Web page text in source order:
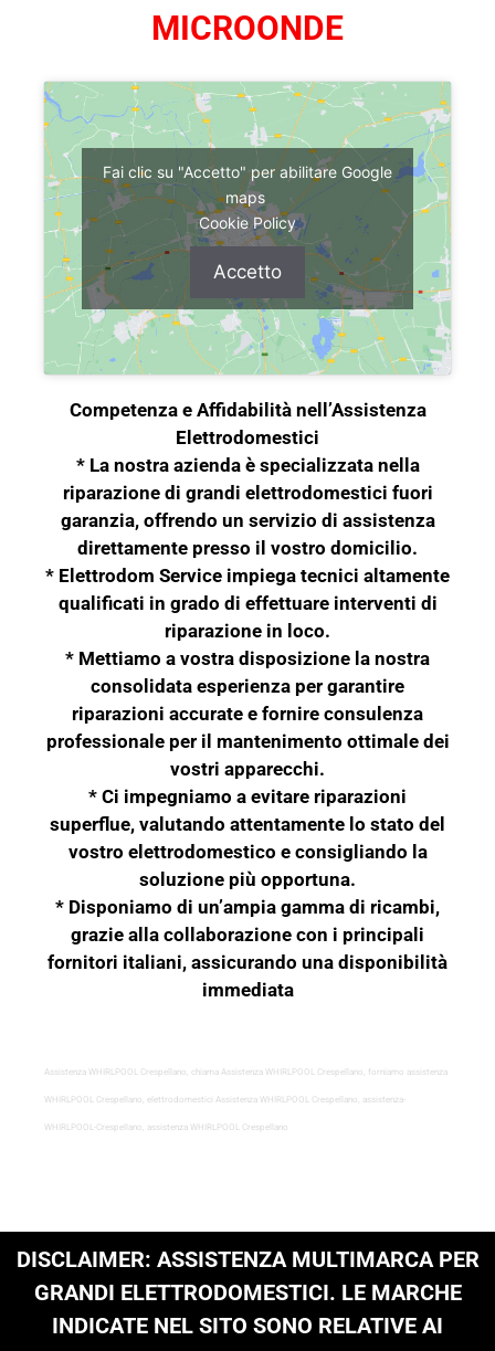
MICROONDE
Fai clic su "Accetto" per abilitare Google
maps
Cookie Policy
Accetto
Competenza e Affidabilità nell’Assistenza
Elettrodomestici
* La nostra azienda è specializzata nella
riparazione di grandi elettrodomestici fuori
garanzia, offrendo un servizio di assistenza
direttamente presso il vostro domicilio.
* Elettrodom Service impiega tecnici altamente
qualificati in grado di effettuare interventi di
riparazione in loco.
* Mettiamo a vostra disposizione la nostra
consolidata esperienza per garantire
riparazioni accurate e fornire consulenza
professionale per il mantenimento ottimale dei
vostri apparecchi.
* Ci impegniamo a evitare riparazioni
superflue, valutando attentamente lo stato del
vostro elettrodomestico e consigliando la
soluzione più opportuna.
* Disponiamo di un’ampia gamma di ricambi,
grazie alla collaborazione con i principali
fornitori italiani, assicurando una disponibilità
immediata
Assistenza WHIRLPOOL Crespellano, chiama Assistenza WHIRLPOOL Crespellano, forniamo assistenza
WHIRLPOOL Crespellano, elettrodomestici Assistenza WHIRLPOOL Crespellano, assistenza-
WHIRLPOOL-Crespellano, assistenza WHIRLPOOL Crespellano
DISCLAIMER: ASSISTENZA MULTIMARCA PER
GRANDI ELETTRODOMESTICI. LE MARCHE
INDICATE NEL SITO SONO RELATIVE AI